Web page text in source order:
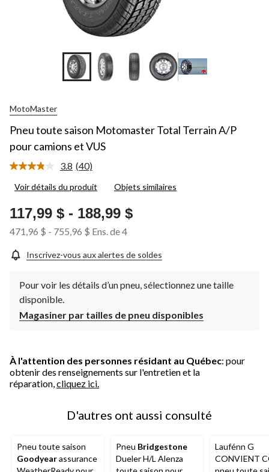
MotoMaster
Pneu toute saison Motomaster Total Terrain A/P
pour camions et VUS
3.8 Lire
40
Lien
vers
la
même
(40)
Voir détails du produit Objets similaires
117,99 $ - 188,99 $
471,96 $ - 755,96 $ Ens. de 4
Inscrivez-vous aux alertes de soldes
Pour voir les détails d’un pneu, sélectionnez une taille
disponible.
Magasiner par tailles de pneu disponibles
À l'attention des personnes résidant au Québec: pour
obtenir des renseignements sur l'entretien et la
réparation, cliquez ici.
D'autres ont aussi consulté
Pneu toute saison
Goodyearassurance
Pneu Bridgestone
Dueler H/L Alenza
Laufénn G
CONVIENT